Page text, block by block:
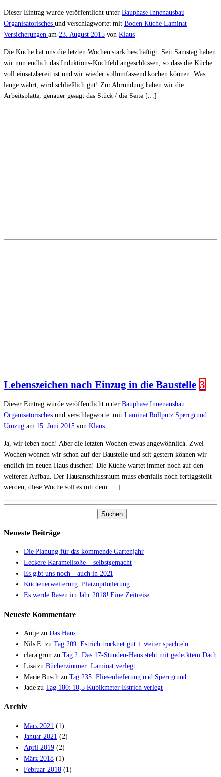
Dieser Eintrag wurde veröffentlicht unter Bauphase Innenausbau
Organisatorisches und verschlagwortet mit Boden Küche Laminat
Versicherungen am 23. August 2015 von Klaus
Die Küche hat uns die letzten Wochen stark beschäftigt. Seit Samstag haben
wir nun endlich das Induktions-Kochfeld angeschlossen, so dass die Küche
voll einsatzbereit ist und wir wieder vollumfassend kochen können. Was
lange währt, wird schließlich gut! Zur Abrundung haben wir die
Arbeitsplatte, genauer gesagt das Stück / die Seite […]
Lebenszeichen nach Einzug in die Baustelle 3
Dieser Eintrag wurde veröffentlicht unter Bauphase Innenausbau
Organisatorisches und verschlagwortet mit Laminat Rollputz Sperrgrund
Umzug am 15. Juni 2015 von Klaus
Ja, wir leben noch! Aber die letzten Wochen etwas ungewöhnlich. Zwei
Wochen wohnen wir schon auf der Baustelle und seit gestern können wir
endlich im neuen Haus duschen! Die Küche wartet immer noch auf den
weiteren Aufbau. Der Hausanschlussraum muss ebenfalls noch fertiggstellt
werden, diese Woche soll es mit dem […]
Neueste Beiträge
Die Planung für das kommende Gartenjahr
Leckere Karamellsoße – selbstgemacht
Es gibt uns noch – auch in 2021
Küchenerweiterung: Platzoptimierung
Es werde Rasen im Jahr 2018! Eine Zeitreise
Neueste Kommentare
Antje zu Das Haus
Nils E. zu Tag 209: Estrich trocknet gut + weiter spachteln
clara grün zu Tag 2: Das 17-Stunden-Haus steht mit gedecktem Dach
Lisa zu Bücherzimmer: Laminat verlegt
Marie Busch zu Tag 235: Fliesenlieferung und Sperrgrund
Jade zu Tag 180: 10,5 Kubikmeter Estrich verlegt
Archiv
März 2021 (1)
Januar 2021 (2)
April 2019 (2)
März 2018 (1)
Februar 2018 (1)